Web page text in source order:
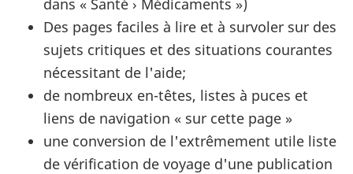
dans « Santé › Médicaments »)
Des pages faciles à lire et à survoler sur des
sujets critiques et des situations courantes
nécessitant de l'aide;
de nombreux en-têtes, listes à puces et
liens de navigation « sur cette page »
une conversion de l'extrêmement utile liste
de vérification de voyage d'une publication